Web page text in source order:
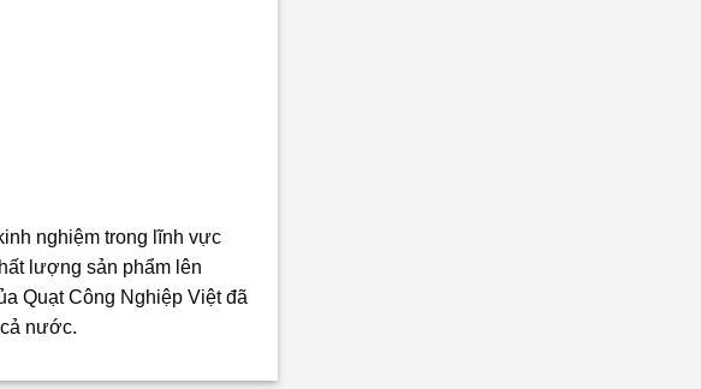
nghiệm trong lĩnh vực
lượng sản phẩm lên
Quạt Công Nghiệp Việt đã
nước.